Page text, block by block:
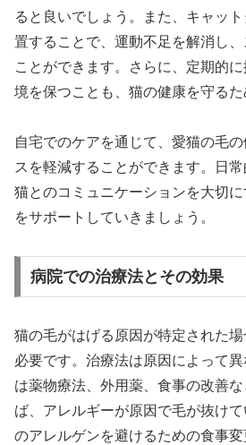
ると良いでしょう。また、キャッ
置することで、運動不足を解消し
ことができます。さらに、定期的
境を保つことも、猫の健康を守るた
自宅でのケアを通じて、愛猫の毛
スを軽減することができます。日
猫とのコミュニケーションを大切
をサポートしていきましょう。
病院での治療法とその効果
猫の毛がはげる原因が特定された
必要です。治療法は原因によって
は薬物療法、外用薬、食事の改善
ば、アレルギーが原因で毛が抜け
のアレルゲンを避けるための食事